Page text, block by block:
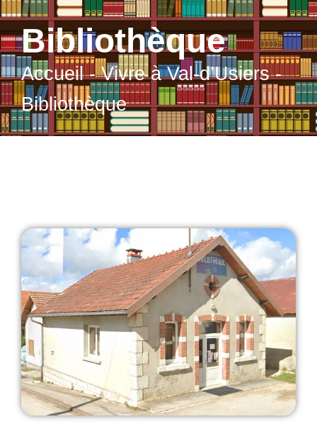
Bibliothèque
Accueil-Vivre à Val-d’Usiers-
Bibliothèque